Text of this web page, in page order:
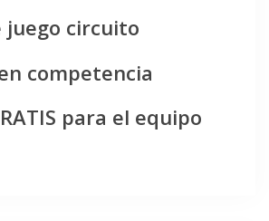
juego circuito
competencia
para el equipo